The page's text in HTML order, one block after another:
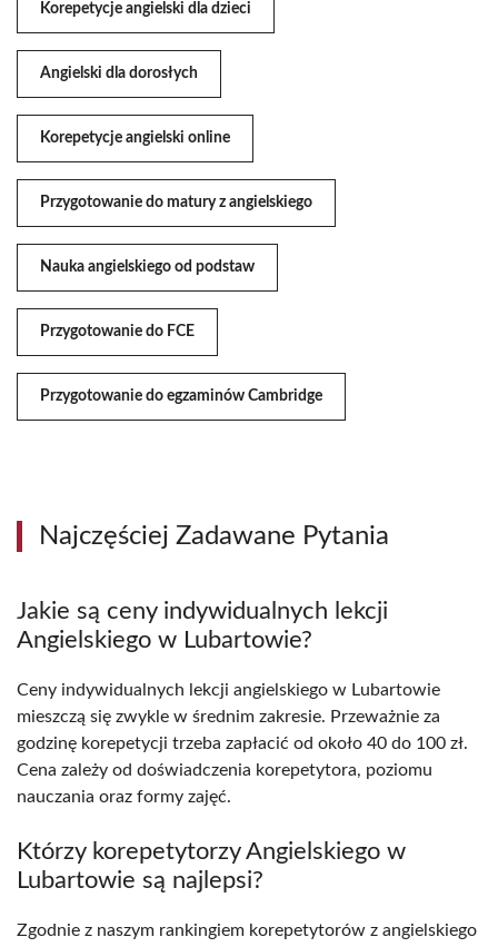
Korepetycje angielski dla dzieci
Angielski dla dorosłych
Korepetycje angielski online
Przygotowanie do matury z angielskiego
Nauka angielskiego od podstaw
Przygotowanie do FCE
Przygotowanie do egzaminów Cambridge
Najczęściej Zadawane Pytania
Jakie są ceny indywidualnych lekcji
Angielskiego w Lubartowie?
Ceny indywidualnych lekcji angielskiego w Lubartowie
mieszczą się zwykle w średnim zakresie. Przeważnie za
godzinę korepetycji trzeba zapłacić od około 40 do 100 zł.
Cena zależy od doświadczenia korepetytora, poziomu
nauczania oraz formy zajęć.
Którzy korepetytorzy Angielskiego w
Lubartowie są najlepsi?
Zgodnie z naszym rankingiem korepetytorów z angielskiego